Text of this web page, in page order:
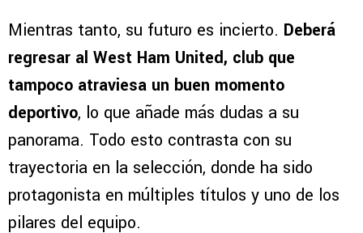
Mientras tanto, su futuro es incierto. Deberá
regresar al West Ham United, club que
tampoco atraviesa un buen momento
deportivo, lo que añade más dudas a su
panorama. Todo esto contrasta con su
trayectoria en la selección, donde ha sido
protagonista en múltiples títulos y uno de los
pilares del equipo.